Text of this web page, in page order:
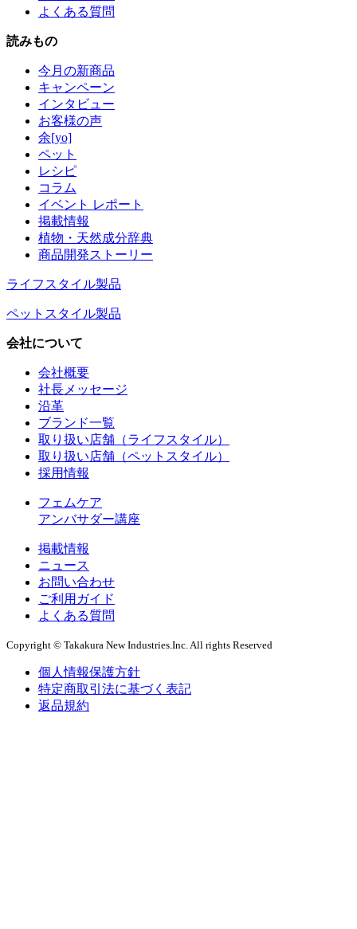
よくある質問
読みもの
今月の新商品
キャンペーン
インタビュー
お客様の声
余[yo]
ペット
レシピ
コラム
イベント レポート
掲載情報
植物・天然成分辞典
商品開発ストーリー
ライフスタイル製品
ペットスタイル製品
会社について
会社概要
社長メッセージ
沿革
ブランド一覧
取り扱い店舗（ライフスタイル）
取り扱い店舗（ペットスタイル）
採用情報
フェムケア
アンバサダー講座
掲載情報
ニュース
お問い合わせ
ご利用ガイド
よくある質問
Copyright © Takakura New Industries.Inc. All rights Reserved
個人情報保護方針
特定商取引法に基づく表記
返品規約